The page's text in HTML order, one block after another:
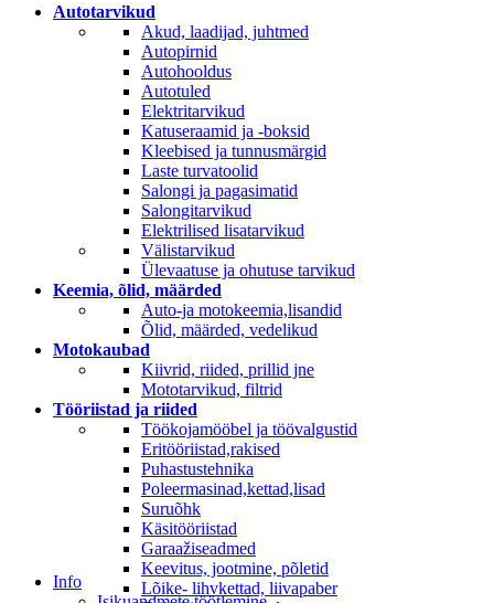
Autotarvikud
Akud, laadijad, juhtmed
Autopirnid
Autohooldus
Autotuled
Elektritarvikud
Katuseraamid ja -boksid
Kleebised ja tunnusmärgid
Laste turvatoolid
Salongi ja pagasimatid
Salongitarvikud
Elektrilised lisatarvikud
Välistarvikud
Ülevaatuse ja ohutuse tarvikud
Keemia, õlid, määrded
Auto-ja motokeemia,lisandid
Õlid, määrded, vedelikud
Motokaubad
Kiivrid, riided, prillid jne
Mototarvikud, filtrid
Tööriistad ja riided
Töökojamööbel ja töövalgustid
Eritööriistad,rakised
Puhastustehnika
Poleermasinad,kettad,lisad
Suruõhk
Käsitööriistad
Garaažiseadmed
Keevitus, jootmine, põletid
Lõike- lihvkettad, liivapaber
Info